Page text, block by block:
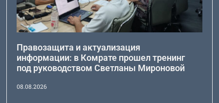
Правозащита и актуализация
информации: в Комрате прошел тренинг
под руководством Светланы Мироновой
08.08.2026